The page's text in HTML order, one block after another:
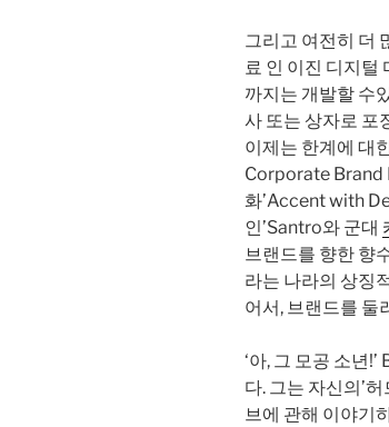
그리고 여전히 더
료 인 이진 디지털
까지는 개발할 수
사 또는 상자로 포
이제는 한계에 대
Corporate Brand
화’Accent with
인’Santro와 군대
브랜드를 향한 향
라는 나라의 상징
어서, 브랜드를 둘
‘아, 그 모공 소년
다. 그는 자신의’
브에 관해 이야기